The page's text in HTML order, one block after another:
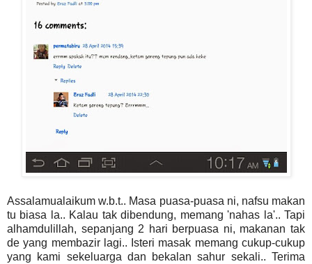
Assalamualaikum w.b.t.. Masa puasa-puasa ni, nafsu makan
tu biasa la.. Kalau tak dibendung, memang 'nahas la'.. Tapi
alhamdulillah, sepanjang 2 hari berpuasa ni, makanan tak
de yang membazir lagi.. Isteri masak memang cukup-cukup
yang kami sekeluarga dan bekalan sahur sekali.. Terima